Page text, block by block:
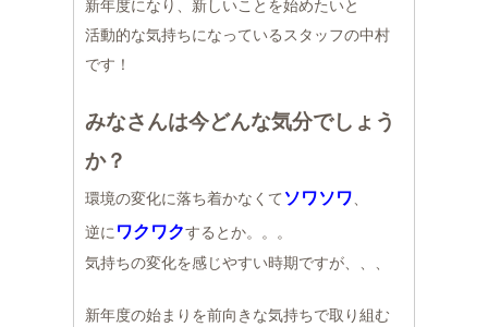
新年度になり、新しいことを始めたいと
活動的な気持ちになっているスタッフの中村
です！
みなさんは今どんな気分でしょう
か？
環境の変化に落ち着かなくて ソワソワ
逆に ワクワクするとか。。。
気持ちの変化を感じやすい時期ですが、、、
新年度の始まりを前向きな気持ちで取り組む